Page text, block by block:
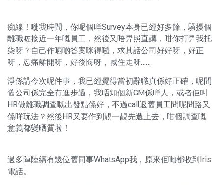
痴線！嘥我時間，你呢個咩Survey本身已經好多餘，騷擾個
離職咗接近一年嘅員工，然後又唔畀照直講，咁你打畀我托
柒呀？自己作晒啲答案咪得囉，求其話公司好好呀，好正
呀，忍痛離開呀，好後悔呀，喊住走呀……
淨係講今次呢件事，我已經覺得當初辭職真係好正確，呢間
舊公司係完全冇進步過，我唔知個新GM係咩人，或者佢叫
HR做離職調查嘅出發點係好，不過call返舊員工問呢問路又
係咩玩法？然後HR又要作到靚一靚先遞上去，咁個調查嘅
意義都變晒質啦！
過多陣陸續有幾位舊同事WhatsApp我，原來佢哋都收到Iris
電話。